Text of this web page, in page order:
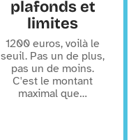
plafonds et
limites
1200 euros, voilà le
seuil. Pas un de plus,
pas un de moins.
C'est le montant
maximal que…